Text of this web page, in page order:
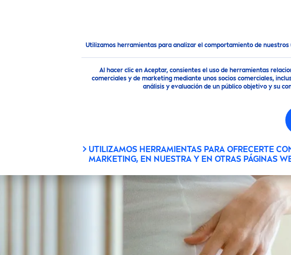
Utilizamos herramientas para analizar el comportamiento de
Al hacer clic en Aceptar, consientes el uso de herramientas
comerciales y de marketing mediante unos socios comerciales,
análisis y evaluación de un público objetivo y su
UTILIZAMOS HERRAMIENTAS PARA OFRECERTE
MARKETING, EN NUESTRA Y EN OTRAS PÁGINAS
¿Qué son las alergias en la piel?